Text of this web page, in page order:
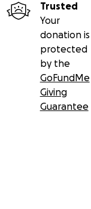
Trusted
Your
donation is
protected
by the
GoFundMe
Giving
Guarantee